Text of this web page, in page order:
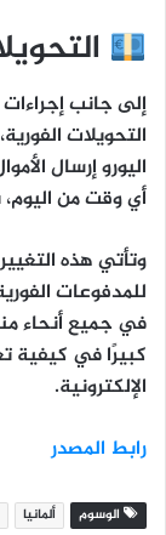
إلى جانب
التحويلات الفورية
اليورو إرسال
أي وقت من
وتأتي هذه
للمدفوعات
في جميع أنحاء
كبيرًا في كيفية
الإلكترونية.
رابط المصدر
الوسوم ألمانيا